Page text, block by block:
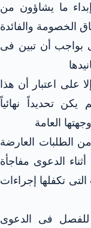
ما يشاؤون من
الخصومة والفائدة
بواجب أن تبين فى
على اعتبار أن هذا
تحديداً نهائياً
العامة
الطلبات العارضة
أثناء الدعوى مفاجأة
تكفلها إجراءات
للفصل فى الدعوى